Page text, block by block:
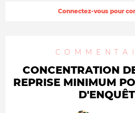
Connectez-vous pour
CONCENTRATION
REPRISE MINIMUM